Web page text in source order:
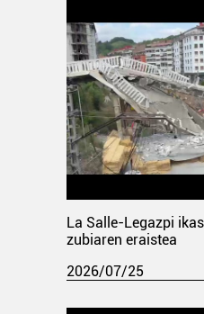
La Salle-Legazpi
zubiaren eraistea
2026/07/25